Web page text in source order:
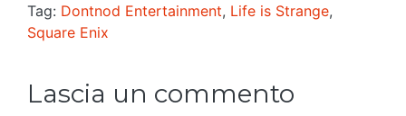
Tag: Dontnod Entertainment, Life is Strange,
Square Enix
Lascia un commento